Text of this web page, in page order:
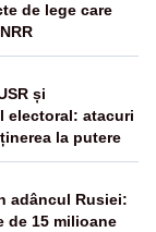
de lege care
și
electoral: atacuri
la putere
adâncul Rusiei:
de 15 milioane